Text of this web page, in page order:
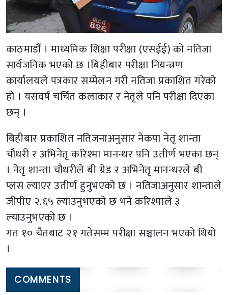
काठमाडौं । माध्यमिक शिक्षा परीक्षा (एसईई) को नतिजा
सार्वजनिक भएको छ ।बिहीबार परीक्षा नियन्त्रण
कार्यालयले पत्रकार सम्मेलन गरी नतिजा प्रकाशित गरेको
हो । यसवर्ष चर्चित कलाकार र नेतृले पनि परीक्षा दिएका
छन् ।
बिहीबार प्रकाशित नतिजनाअनुसार नेकपा नेतृ शान्ता
चौधरी र अभिनेतृ करिश्मा मानन्धर पनि उतीर्ण भएका छन्
। नेतृ शान्ता चौधरीले बी ग्रेड र अभिनेतृ मानन्धरले बी
प्लस ल्याएर उतीर्ण हुनुभएको छ । नतिजाअनुसार शान्ताले
जीपीए २.६५ ल्याउनुभएको छ भने करिश्माले ३
ल्याउनुभएको छ ।
गत १० चैतबाट २१ गतेसम्म परीक्षा सञ्चालन भएको थियो
।
COMMENTS